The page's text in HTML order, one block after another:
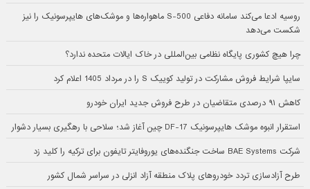
روسیه ادعا می‌کند سامانه دفاعی S-500 ماهواره‌ها و موشک‌های هایپرسونیک را نیز
شکست می‌دهد
چرا هیچ کشوری پایگاه نظامی بین‌المللی در خاک ایالات متحده ندارد؟
سایپا شرایط فروش مشارکت در تولید کوییک S را در مرداد 1405 اعلام کرد
کاهش ۹۱ درصدی متقاضیان در طرح فروش جدید ایران خودرو
استقرار انبوه موشک هایپرسونیک DF-17 چین آغاز شد؛ سلاحی با رهگیری بسیار دشوار
شرکت BAE Systems ساخت جنگنده‌های یوروفایتر تایفون برای ترکیه را کلید زد
طرح آزادسازی تردد خودروهای پلاک منطقه آزاد انزلی در سراسر شمال کشور